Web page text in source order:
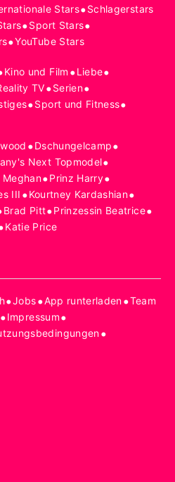
Stars•Schlagerstars
•Sport Stars•
•YouTube Stars
Kino und Film •Liebe•
TV•Serien•
•Sport und Fitness•
•Dschungelcamp•
Next Topmodel•
Meghan•Prinz Harry•
III •Kourtney Kardashian•
Brad Pitt•Prinzessin Beatrice•
Katie Price
•Jobs•App runterladen•Team
•Impressum•
•